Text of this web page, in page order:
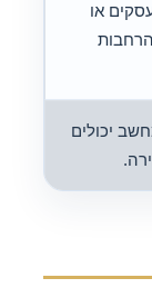
או
יכולים